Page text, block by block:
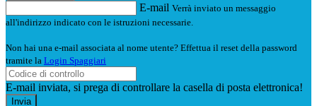
E-mail Verrà inviato un messaggio
all'indirizzo indicato con le istruzioni necessarie.
Non hai una e-mail associata al nome utente? Effettua il reset della password
tramite la Login Spaggiari
E-mail inviata, si prega di controllare la casella di posta elettronica!